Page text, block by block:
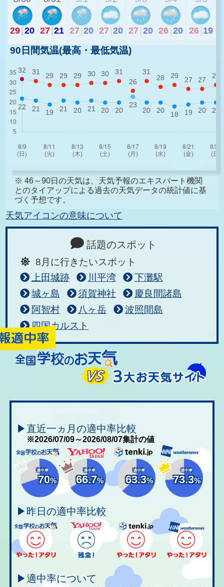
29 20 27 21 27 20 27 20 27 20 26 20 26 19
90日間気温(最高・最低気温)
※ 46～90日の天気は、天気予報のエキスパート機関
とのタイアップによる過去の天気データの統計値に基
づく予想です。
天気アイコンの意味について
話題のスポット
8月に行きたいスポット
上田城跡
川平湾
下灘駅
城ヶ島
須賀神社
慶良間諸島
阿智村
八ヶ岳
波照間島
四国カルスト
▶直近一ヵ月の適中率比較
※2026/07/09～2026/08/07集計の値
適中率
70%
適中率
66.7%
適中率
63.3%
適中率
73.3%
▶昨日の適中率比較
▶適中率について